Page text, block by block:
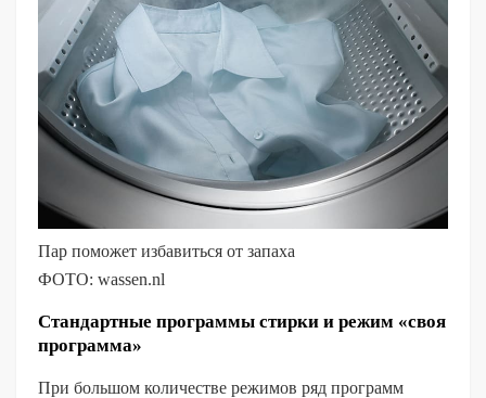
Пар поможет избавиться от запаха
ФОТО: wassen.nl
Стандартные программы стирки и режим «своя
программа»
При большом количестве режимов ряд программ